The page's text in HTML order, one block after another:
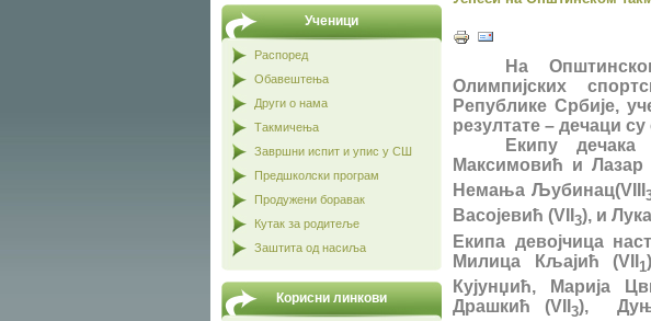
Ученици
Распоред
Обавештења
Други о нама
Такмичења
Завршни испит и упис у СШ
Предшколски програм
Продужени боравак
Кутак за родитеље
Заштита од насиља
Корисни линкови
На
Олимпијских
Републике Србије,
резултате – дечаци
Екипу
Максимовић и
Немања Љубинац(VIII
Васојевић (VII 3), и
Екипа девојчица
Милица Кљајић (VII 1)
Кујунџић, Марија
Драшкић (VII 3),